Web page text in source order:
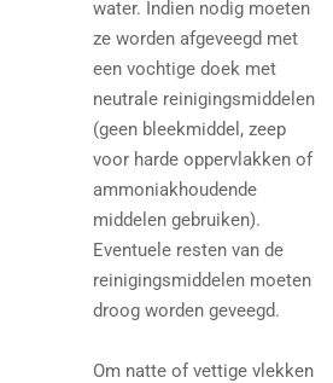
water. Indien nodig moeten
ze worden afgeveegd met
een vochtige doek met
neutrale reinigingsmiddelen
(geen bleekmiddel, zeep
voor harde oppervlakken of
ammoniakhoudende
middelen gebruiken).
Eventuele resten van de
reinigingsmiddelen moeten
droog worden geveegd.
Om natte of vettige vlekken